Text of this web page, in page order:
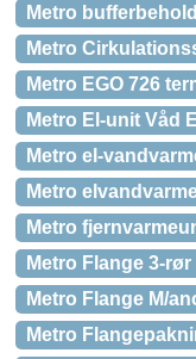
Metro
Metro
Metro EGO 726
Metro El-unit Våd
Metro el-
Metro
Metro
Metro Flange 3-
Metro Flange M/
Metro